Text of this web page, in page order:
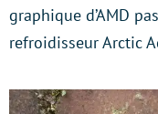
graphique d’AMD
refroidisseur Arctic